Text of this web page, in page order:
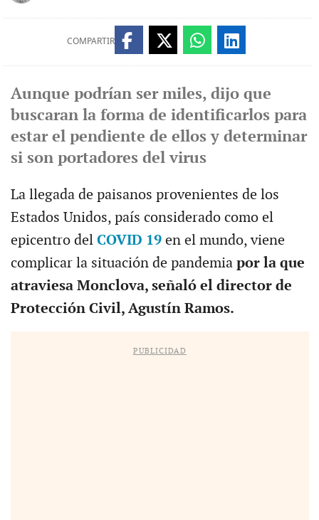
COMPARTIR
Aunque podrían ser miles, dijo que
buscaran la forma de identificarlos para
estar el pendiente de ellos y determinar
si son portadores del virus
La llegada de paisanos provenientes de los
Estados Unidos, país considerado como el
epicentro del COVID 19en el mundo, viene
complicar la situación de pandemia por la que
atraviesa Monclova, señaló el director de
Protección Civil, Agustín Ramos.
PUBLICIDAD